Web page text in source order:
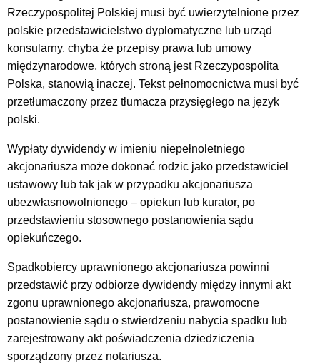
Rzeczypospolitej Polskiej musi być uwierzytelnione przez
polskie przedstawicielstwo dyplomatyczne lub urząd
konsularny, chyba że przepisy prawa lub umowy
międzynarodowe, których stroną jest Rzeczypospolita
Polska, stanowią inaczej. Tekst pełnomocnictwa musi być
przetłumaczony przez tłumacza przysięgłego na język
polski.
Wypłaty dywidendy w imieniu niepełnoletniego
akcjonariusza może dokonać rodzic jako przedstawiciel
ustawowy lub tak jak w przypadku akcjonariusza
ubezwłasnowolnionego – opiekun lub kurator, po
przedstawieniu stosownego postanowienia sądu
opiekuńczego.
Spadkobiercy uprawnionego akcjonariusza powinni
przedstawić przy odbiorze dywidendy między innymi akt
zgonu uprawnionego akcjonariusza, prawomocne
postanowienie sądu o stwierdzeniu nabycia spadku lub
zarejestrowany akt poświadczenia dziedziczenia
sporządzony przez notariusza.